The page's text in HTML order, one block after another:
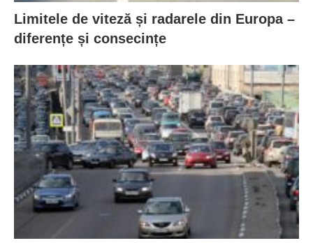
Limitele de viteză și radarele din Europa –
diferențe și consecințe